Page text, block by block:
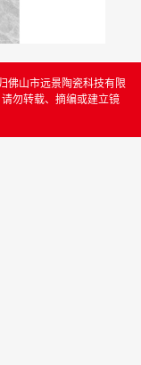
佛山市远景陶瓷科技有限
勿转载、摘编或建立镜